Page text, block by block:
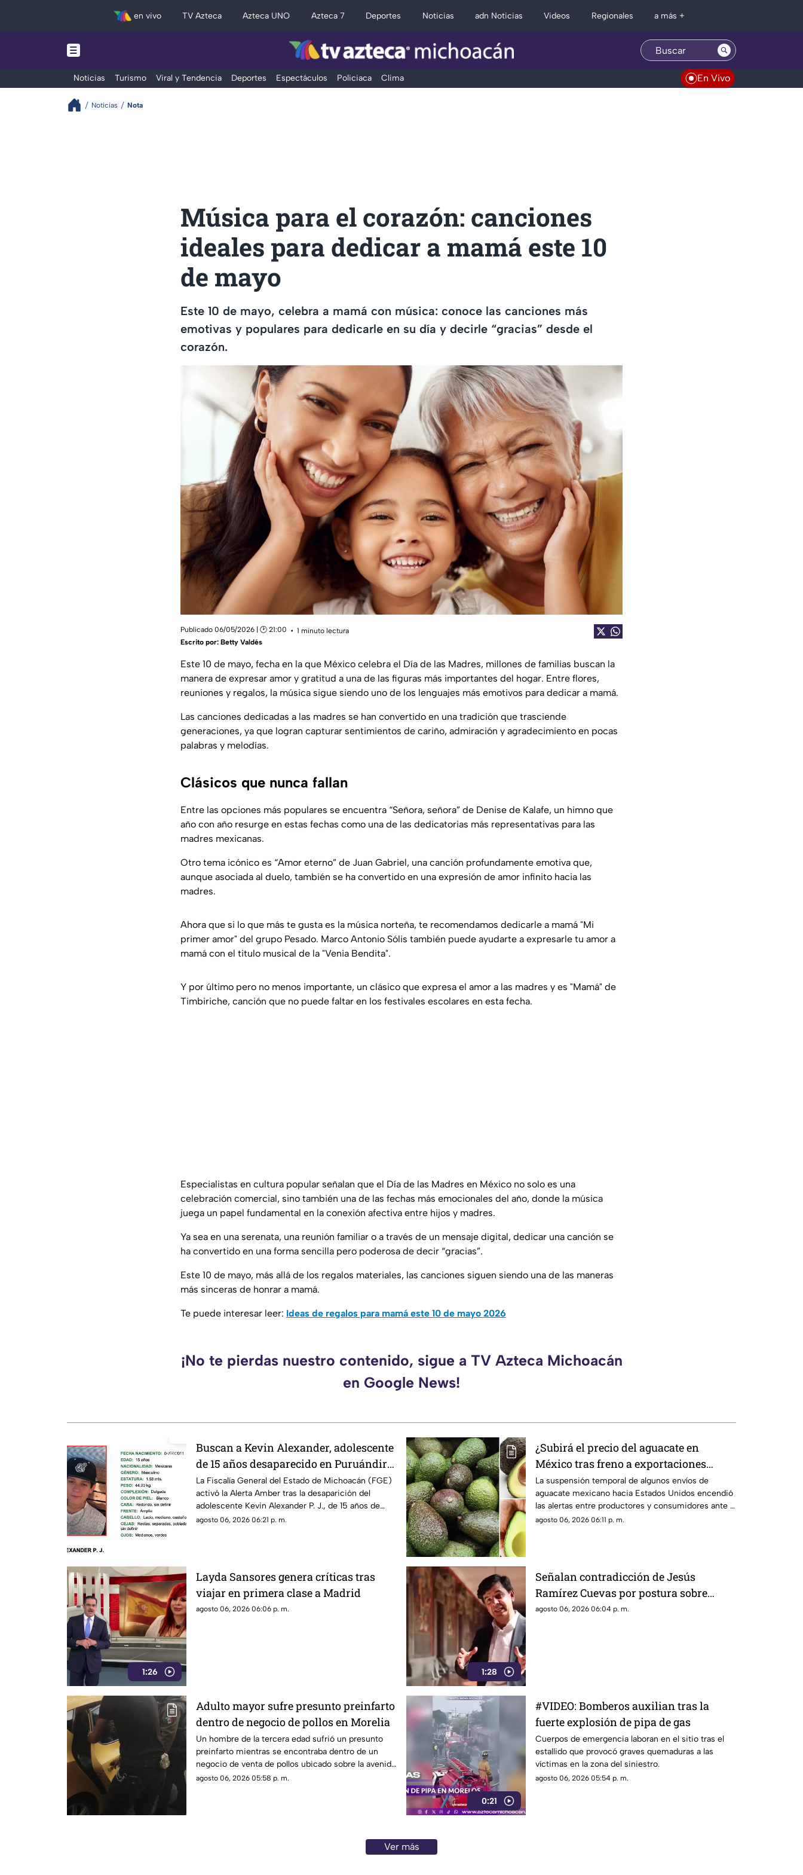
en vivo TV Azteca Azteca UNO Azteca 7 Deportes Noticias adn Noticias Videos Regionales a más +
Noticias Turismo Viral y Tendencia Deportes Espectáculos Policiaca Clima En Vivo
Noticias Nota
Música para el corazón: canciones
ideales para dedicar a mamá este 10
de mayo
Este 10 de mayo, celebra a mamá con música: conoce las canciones más
emotivas y populares para dedicarle en su día y decirle “gracias” desde el
corazón.
Publicado 06/05/2026 | 🕑 21:00
1 minuto lectura
Escrito por: Betty Valdés
Este 10 de mayo, fecha en la que México celebra el Día de las Madres, millones de familias buscan la
manera de expresar amor y gratitud a una de las figuras más importantes del hogar. Entre flores,
reuniones y regalos, la música sigue siendo uno de los lenguajes más emotivos para dedicar a mamá.
Las canciones dedicadas a las madres se han convertido en una tradición que trasciende
generaciones, ya que logran capturar sentimientos de cariño, admiración y agradecimiento en pocas
palabras y melodías.
Clásicos que nunca fallan
Entre las opciones más populares se encuentra “Señora, señora” de Denise de Kalafe, un himno que
año con año resurge en estas fechas como una de las dedicatorias más representativas para las
madres mexicanas.
Otro tema icónico es “Amor eterno” de Juan Gabriel, una canción profundamente emotiva que,
aunque asociada al duelo, también se ha convertido en una expresión de amor infinito hacia las
madres.
Ahora que si lo que más te gusta es la música norteña, te recomendamos dedicarle a mamá "Mi
primer amor" del grupo Pesado. Marco Antonio Sólis también puede ayudarte a expresarle tu amor a
mamá con el titulo musical de la "Venia Bendita".
Y por último pero no menos importante, un clásico que expresa el amor a las madres y es "Mamá" de
Timbiriche, canción que no puede faltar en los festivales escolares en esta fecha.
Especialistas en cultura popular señalan que el Día de las Madres en México no solo es una
celebración comercial, sino también una de las fechas más emocionales del año, donde la música
juega un papel fundamental en la conexión afectiva entre hijos y madres.
Ya sea en una serenata, una reunión familiar o a través de un mensaje digital, dedicar una canción se
ha convertido en una forma sencilla pero poderosa de decir “gracias”.
Este 10 de mayo, más allá de los regalos materiales, las canciones siguen siendo una de las maneras
más sinceras de honrar a mamá.
Te puede interesar leer: Ideas de regalos para mamá este 10 de mayo 2026
¡No te pierdas nuestro contenido, sigue a TV Azteca Michoacán
en Google News!
Buscan a Kevin Alexander, adolescente
de 15 años desaparecido en Puruándiro,
Michoacán; activan Alerta Amber
La Fiscalía General del Estado de Michoacán (FGE)
activó la Alerta Amber tras la desaparición del
adolescente Kevin Alexander P. J., de 15 años de
edad, quien fue visto por última vez el pasado 1 de
agosto 06, 2026 06:21 p. m.
¿Subirá el precio del aguacate en
México tras freno a exportaciones
hacia Estados Unidos?
La suspensión temporal de algunos envíos de
aguacate mexicano hacia Estados Unidos encendió
las alertas entre productores y consumidores ante la
posibilidad de un impacto en los precios del llamado
agosto 06, 2026 06:11 p. m.
1:26
Layda Sansores genera críticas tras
viajar en primera clase a Madrid
agosto 06, 2026 06:06 p. m.
1:28
Señalan contradicción de Jesús
Ramírez Cuevas por postura sobre
publicidad oficial y medios
agosto 06, 2026 06:04 p. m.
Adulto mayor sufre presunto preinfarto
dentro de negocio de pollos en Morelia
Un hombre de la tercera edad sufrió un presunto
preinfarto mientras se encontraba dentro de un
negocio de venta de pollos ubicado sobre la avenida
Lázaro Cárdenas, en Morelia, durante la tarde de
agosto 06, 2026 05:58 p. m.
0:21
#VIDEO: Bomberos auxilian tras la
fuerte explosión de pipa de gas
Cuerpos de emergencia laboran en el sitio tras el
estallido que provocó graves quemaduras a las
víctimas en la zona del siniestro.
agosto 06, 2026 05:54 p. m.
Ver más